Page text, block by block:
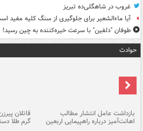
غروب در شاهگلی‌ده تبریز
آیا ماءالشعیر برای جلوگیری از سنگ کلیه مفید
طوفان "دلفین" با سرعت خیره‌کننده به چین رسید!
حوادث
بازداشت عامل انتشار مطالب
اهانت‌آمیز درباره راهپیمایی اربعین گرم طلا